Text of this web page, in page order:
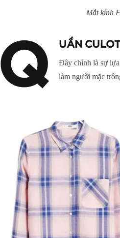
Mắt kính
Q UẦN
Đây chính là sự lựa
làm người mặc